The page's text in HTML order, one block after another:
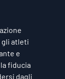
gli atleti
e
fiducia
dagli